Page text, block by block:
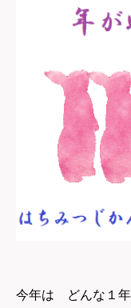
今年は どんな１年